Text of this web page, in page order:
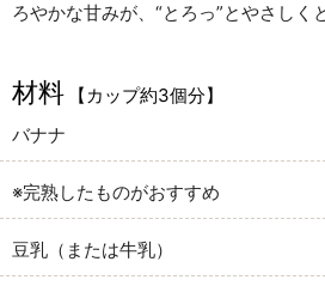
ろやかな甘みが、“とろっ”とやさしく
材料
【カップ約3個分】
バナナ
※完熟したものがおすすめ
豆乳（または牛乳）